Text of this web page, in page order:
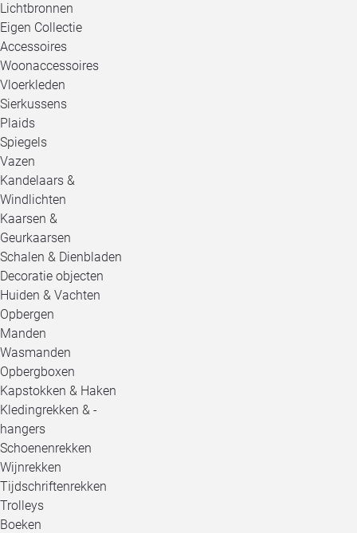
Lichtbronnen
Eigen Collectie
Accessoires
Woonaccessoires
Vloerkleden
Sierkussens
Plaids
Spiegels
Vazen
Kandelaars &
Windlichten
Kaarsen &
Geurkaarsen
Schalen & Dienbladen
Decoratie objecten
Huiden & Vachten
Opbergen
Manden
Wasmanden
Opbergboxen
Kapstokken & Haken
Kledingrekken & -
hangers
Schoenenrekken
Wijnrekken
Tijdschriftenrekken
Trolleys
Boeken